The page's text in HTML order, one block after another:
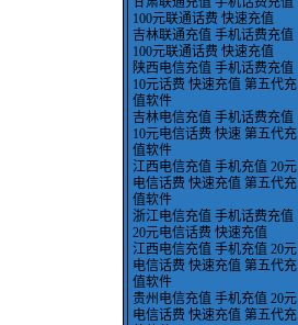
100元联通话费 快速充值
吉林联通充值 手机话费充值
100元联通话费 快速充值
陕西电信充值 手机话费充值
10元话费 快速充值 第五代充
值软件
吉林电信充值 手机话费充值
10元电信话费 快速 第五代充
值软件
江西电信充值 手机充值 20元
电信话费 快速充值 第五代充
值软件
浙江电信充值 手机话费充值
20元电信话费 快速充值
江西电信充值 手机充值 20元
电信话费 快速充值 第五代充
值软件
贵州电信充值 手机充值 20元
电信话费 快速充值 第五代充